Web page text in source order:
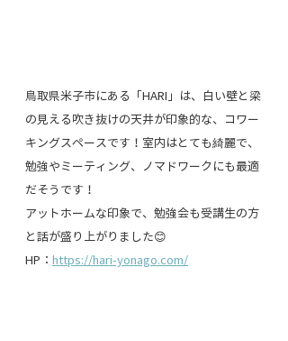
鳥取県米子市にある「HARI」は、白い壁と梁
の見える吹き抜けの天井が印象的な、コワー
キングスペースです！室内はとても綺麗で、
勉強やミーティング、ノマドワークにも最適
だそうです！
アットホームな印象で、勉強会も受講生の方
と話が盛り上がりました😊
HP： https://hari-yonago.com/